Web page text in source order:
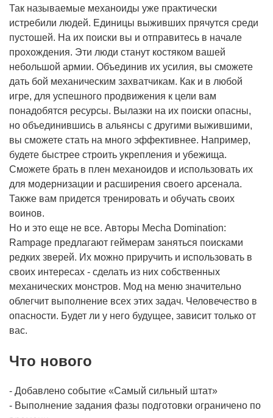
Так называемые механоиды уже практически
истребили людей. Единицы выживших прячутся среди
пустошей. На их поиски вы и отправитесь в начале
прохождения. Эти люди станут костяком вашей
небольшой армии. Объединив их усилия, вы сможете
дать бой механическим захватчикам. Как и в любой
игре, для успешного продвижения к цели вам
понадобятся ресурсы. Вылазки на их поиски опасны,
но объединившись в альянсы с другими выжившими,
вы сможете стать на много эффективнее. Например,
будете быстрее строить укрепления и убежища.
Сможете брать в плен механоидов и использовать их
для модернизации и расширения своего арсенала.
Также вам придется тренировать и обучать своих
воинов.
Но и это еще не все. Авторы Mecha Domination:
Rampage предлагают геймерам заняться поисками
редких зверей. Их можно приручить и использовать в
своих интересах - сделать из них собственных
механических монстров. Мод на меню значительно
облегчит выполнение всех этих задач. Человечество в
опасности. Будет ли у него будущее, зависит только от
вас.
Что нового
- Добавлено событие «Самый сильный штат»
- Выполнение задания фазы подготовки ограничено по